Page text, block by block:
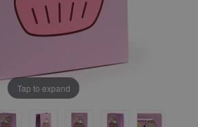
Tap to expand